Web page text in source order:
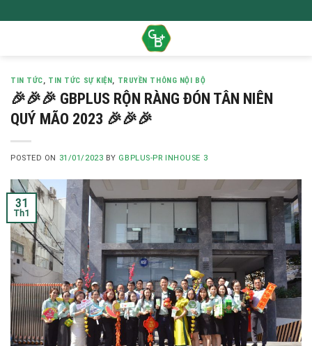
to
TIN TỨC, TIN TỨC SỰ KIỆN, TRUYỀN THÔNG NỘI BỘ
️🎉️🎉️🎉 GBPLUS RỘN RÀNG ĐÓN TÂN NIÊN
QUÝ MÃO 2023 ️🎉️🎉️🎉
POSTED ON 31/01/2023 BY GBPLUS-PR INHOUSE 3
31
Th1